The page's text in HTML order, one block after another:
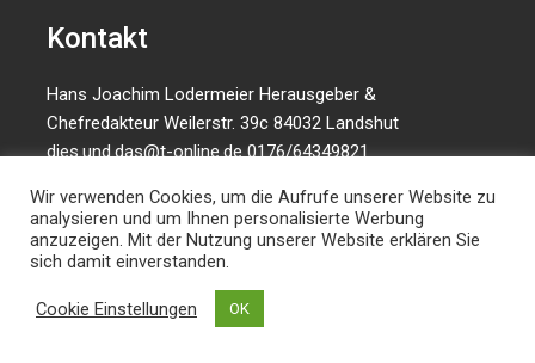
Kontakt
Hans Joachim Lodermeier Herausgeber &
Chefredakteur Weilerstr. 39c 84032 Landshut
dies.und.das@t-online.de0176/64349821
Wir verwenden Cookies, um die Aufrufe unserer Website zu
analysieren und um Ihnen personalisierte Werbung
anzuzeigen. Mit der Nutzung unserer Website erklären Sie
sich damit einverstanden.
Cookie Einstellungen OK